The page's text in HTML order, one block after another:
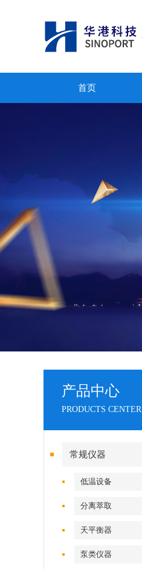
首页
产品中心
PRODUCTS CENTER
常规仪器
低温设备
分离萃取
天平衡器
泵类仪器